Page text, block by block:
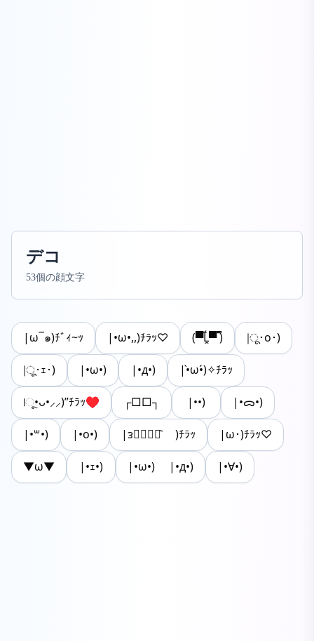
デコ
53個の顔文字
|ω¯๑)ﾁﾞｨ~ｯ |•ω•,,)ﾁﾗｯ♡ (▀̿Ĺ̯▀̿ ̿) |ू･o･)
|ू･ｪ･) |•ω•) |•д•) |•̀ω•́)✧ﾁﾗｯ
|ૂ•ᴗ•⸝⸝)”ﾁﾗｯ♥ ┌□□┐ |••) |•ᯅ•)
|•꒳•) |•o•) |ᴈ⚭⃙⃚⃘᷅ )ﾁﾗｯ |ω･)ﾁﾗｯ♡
▼ω▼ |•ｪ•) |•ω•) |•д•) |•∀•)